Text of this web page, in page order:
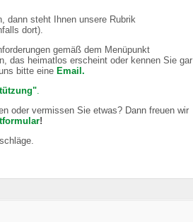
dann steht Ihnen unsere Rubrik
dort).
gemäß dem Menüpunkt
das heimatlos erscheint oder kennen Sie gar
bitte eine Email.
.
oder vermissen Sie etwas? Dann freuen wir
!